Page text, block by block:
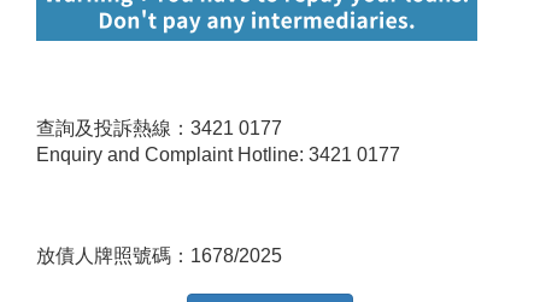
查詢及投訴熱線：3421 0177
Enquiry and Complaint Hotline: 3421 0177
放債人牌照號碼：1678/2025